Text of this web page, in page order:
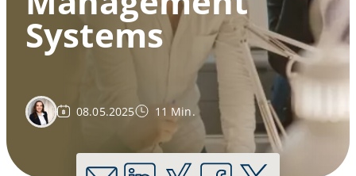
Systems
08.05.2025 11 Min.